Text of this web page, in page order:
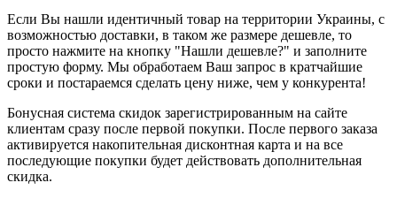
Если Вы нашли идентичный товар на территории Украины, с
возможностью доставки, в таком же размере дешевле, то
просто нажмите на кнопку "Нашли дешевле?" и заполните
простую форму. Мы обработаем Ваш запрос в кратчайшие
сроки и постараемся сделать цену ниже, чем у конкурента!
Бонусная система скидок зарегистрированным на сайте
клиентам сразу после первой покупки. После первого заказа
активируется накопительная дисконтная карта и на все
последующие покупки будет действовать дополнительная
скидка.